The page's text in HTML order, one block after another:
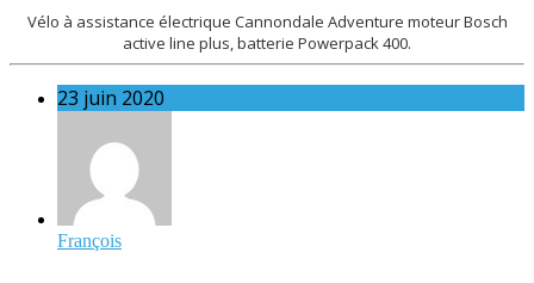
Bosch
Adventure
Active
Plus
dans
cadre
pilotage
écran
Bosch
Vélo à assistance électrique Cannondale Adventure moteur Bosch
active line plus, batterie Powerpack 400.
23 juin 2020
François